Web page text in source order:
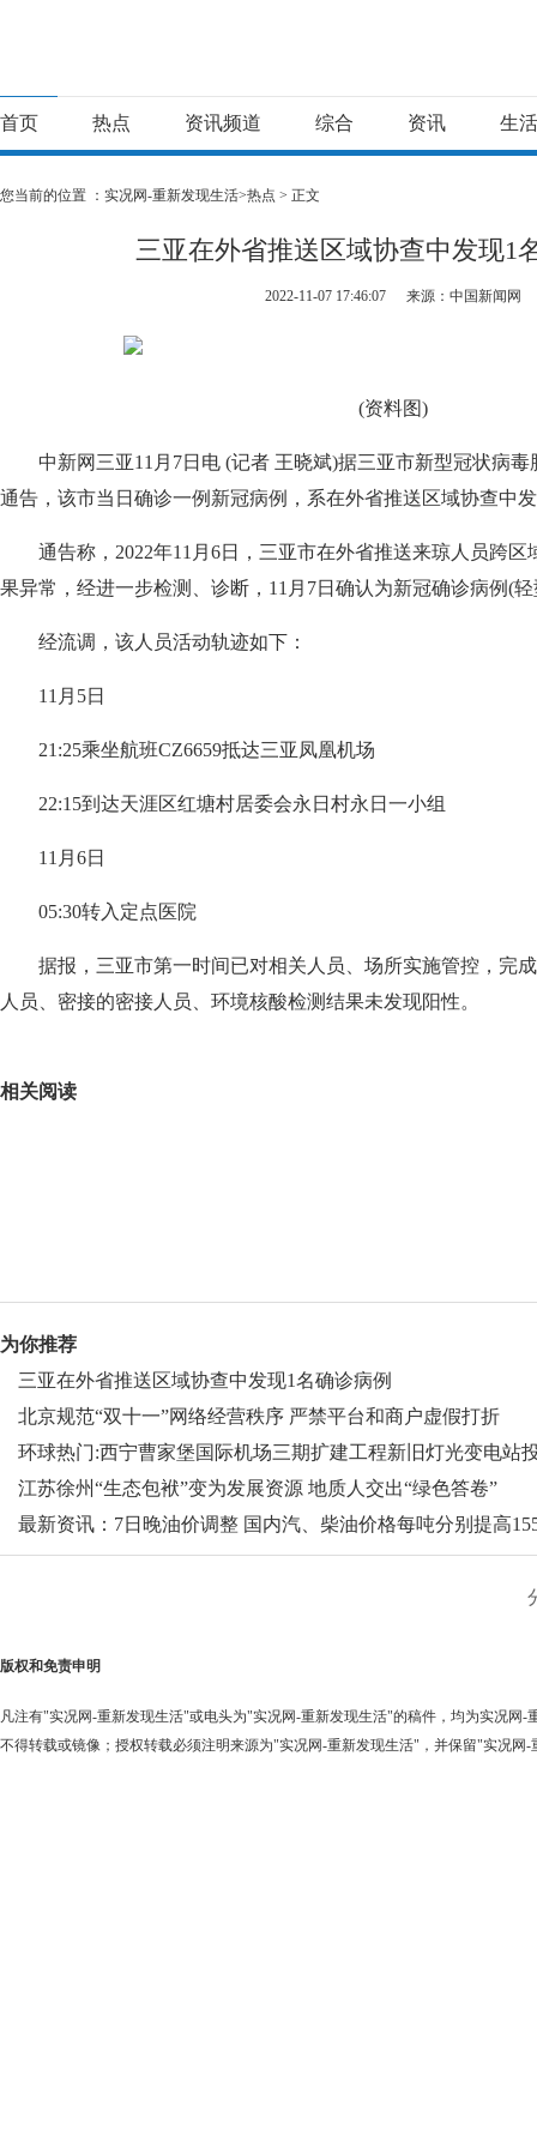
首页 热点 资讯频道 综合 资讯 生活
您当前的位置 ： 实况网-重新发现生活>热点 > 正文
三亚在外省推送区域协查中发现1
2022-11-07 17:46:07 来源：中国新闻网
(资料图)
中新网三亚11月7日电 (记者 王晓斌)据三亚市新型冠状病
通告，该市当日确诊一例新冠病例，系在外省推送区域协查中
通告称，2022年11月6日，三亚市在外省推送来琼人员跨
果异常，经进一步检测、诊断，11月7日确认为新冠确诊病例(
经流调，该人员活动轨迹如下：
11月5日
21:25乘坐航班CZ6659抵达三亚凤凰机场
22:15到达天涯区红塘村居委会永日村永日一小组
11月6日
05:30转入定点医院
据报，三亚市第一时间已对相关人员、场所实施管控，完
人员、密接的密接人员、环境核酸检测结果未发现阳性。
相关阅读
为你推荐
三亚在外省推送区域协查中发现1名确诊病例
北京规范“双十一”网络经营秩序 严禁平台和商户虚假打折
环球热门:西宁曹家堡国际机场三期扩建工程新旧灯光变电站
运
江苏徐州“生态包袱”变为发展资源 地质人交出“绿色答卷”
最新资讯：7日晚油价调整 国内汽、柴油价格每吨分别提高
元和150元
版权和免责申明
凡注有"实况网-重新发现生活"或电头为"实况网-重新发现生活"的稿件，均为实况网-
不得转载或镜像；授权转载必须注明来源为"实况网-重新发现生活"，并保留"实况网